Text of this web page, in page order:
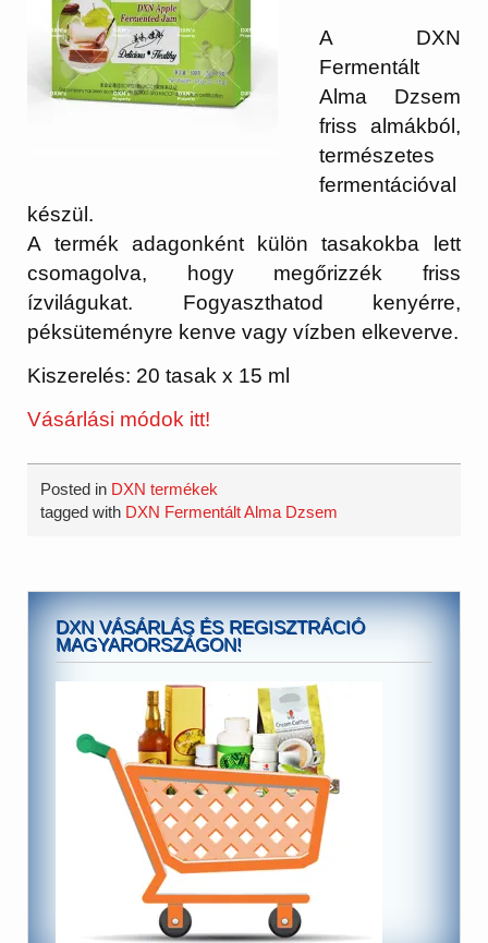
A DXN
Fermentált
Alma Dzsem
friss almákból,
természetes
fermentációval
készül.
A termék adagonként külön tasakokba lett
csomagolva, hogy megőrizzék friss
ízvilágukat. Fogyaszthatod kenyérre,
péksüteményre kenve vagy vízben elkeverve.
Kiszerelés: 20 tasak x 15 ml
Vásárlási módok itt!
Posted in DXN termékek
tagged with DXN Fermentált Alma Dzsem
DXN VÁSÁRLÁS ÉS REGISZTRÁCIÓ
MAGYARORSZÁGON!